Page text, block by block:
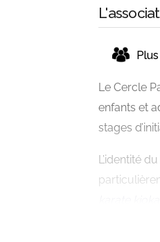
Le Cercle
enfants et
stages
L’identité
Un style